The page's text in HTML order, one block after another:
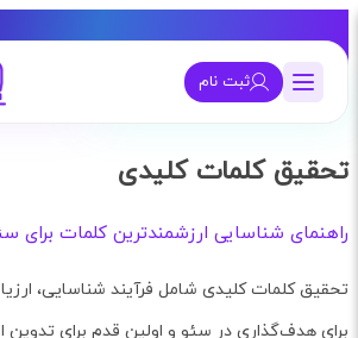
ثبت نام
تحقیق کلمات کلیدی
راهنمای شناسایی ارزشمندترین کلمات برای
تحقیق کلمات کلیدی شامل فرآیند شناسایی،
برای هدف‌گذاری در سئو و اولین قدم برای تدوین